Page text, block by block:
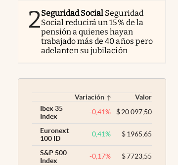
2Seguridad Social Seguridad
Social reducirá un 15% de la
pensión a quienes hayan
trabajado más de 40 años pero
adelanten su jubilación
Variación
Valor
Ibex 35
Index
-0,41% $20.097,50
Euronext
100 ID
0,41% $1965,65
S&P 500
Index
-0,17% $7723,55